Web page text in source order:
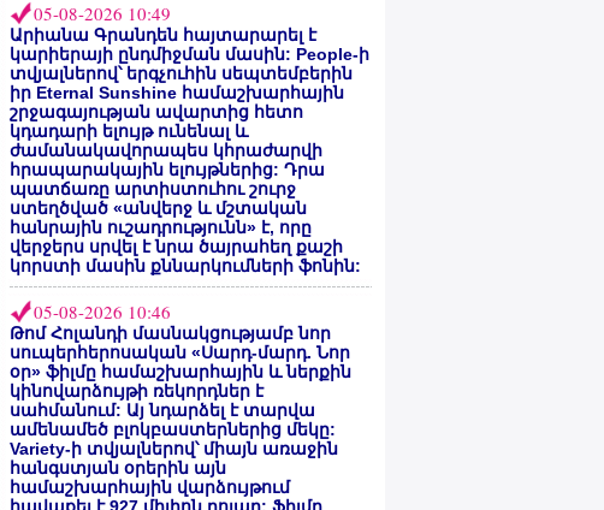
05-08-2026 10:49
Արիանա Գրանդեն հայտարարել է
կարիերայի ընդմիջման մասին: People-ի
տվյալներով՝ երգչուհին սեպտեմբերին
իր Eternal Sunshine համաշխարհային
շրջագայության ավարտից հետո
կդադարի ելույթ ունենալ և
ժամանակավորապես կհրաժարվի
հրապարակային ելույթներից: Դրա
պատճառը արտիստուհու շուրջ
ստեղծված «անվերջ և մշտական
հանրային ուշադրությունն» է, որը
վերջերս սրվել է նրա ծայրահեղ քաշի
կորստի մասին քննարկումների ֆոնին:
05-08-2026 10:46
Թոմ Հոլանդի մասնակցությամբ նոր
սուպերհերոսական «Սարդ-մարդ. Նոր
օր» ֆիլմը համաշխարհային և ներքին
կինովարձույթի ռեկորդներ է
սահմանում: Այ նդարձել է տարվա
ամենամեծ բլոկբաստերներից մեկը:
Variety-ի տվյալներով՝ միայն առաջին
հանգստյան օրերին այն
համաշխարհային վարձույթում